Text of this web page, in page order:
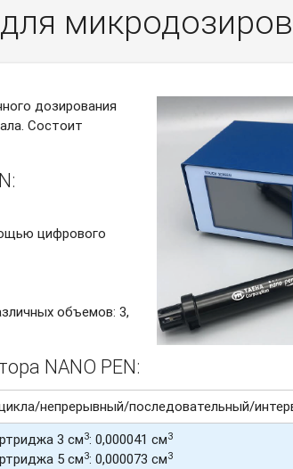
дозирования
Состоит
цифрового
объемов: 3,
NANO PEN:
непрерывный/последовательный/
3 см3: 0,000041 см3
5 см3: 0,000073 см3